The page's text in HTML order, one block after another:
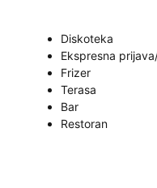
Diskoteka
Ekspresna
Frizer
Terasa
Bar
Restoran